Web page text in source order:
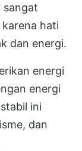
sangat
hati
dan energi.
energi
energi
ini
dan